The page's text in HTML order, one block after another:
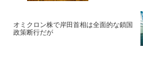
オミクロン株で岸田首相は全面的な鎖国
政策断行だが